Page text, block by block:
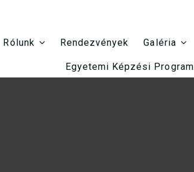
Rólunk
Rendezvények Galéria
Egyetemi Képzési Program